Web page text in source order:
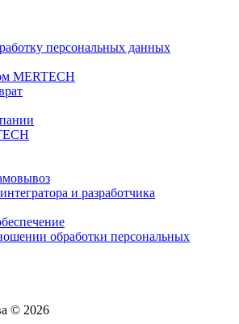
персональных данных
MERTECH
и разработчика
обработки персональных
© 2026